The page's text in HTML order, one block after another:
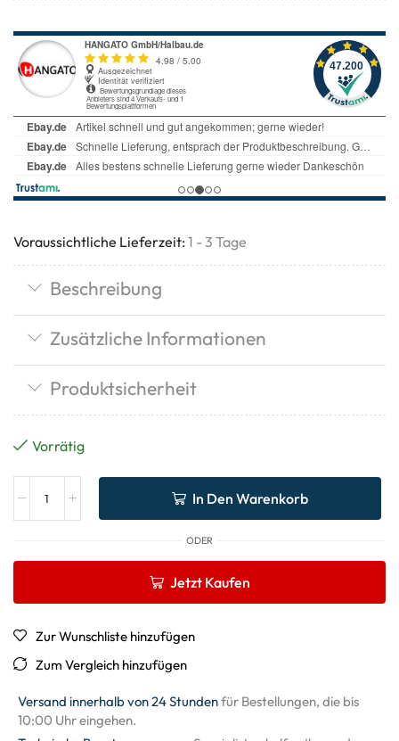
Voraussichtliche Lieferzeit: 1 - 3 Tage
Beschreibung
Zusätzliche Informationen
Produktsicherheit
Vorrätig
In Den Warenkorb
ODER
Jetzt Kaufen
Zur Wunschliste hinzufügen
Zum Vergleich hinzufügen
Versand innerhalb von 24 Stundenfür Bestellungen, die bis
10:00 Uhr eingehen.